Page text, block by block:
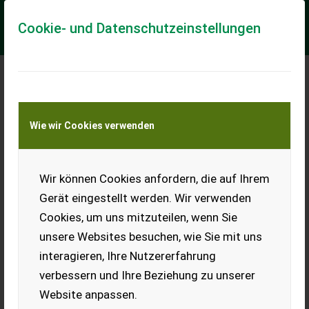
Cookie- und Datenschutzeinstellungen
Wie wir Cookies verwenden
Wir können Cookies anfordern, die auf Ihrem
Gerät eingestellt werden. Wir verwenden
Cookies, um uns mitzuteilen, wenn Sie
unsere Websites besuchen, wie Sie mit uns
interagieren, Ihre Nutzererfahrung
verbessern und Ihre Beziehung zu unserer
Website anpassen.
John Deere 7430 Premium
EUR 74.900 inkl. 20 % MwSt.